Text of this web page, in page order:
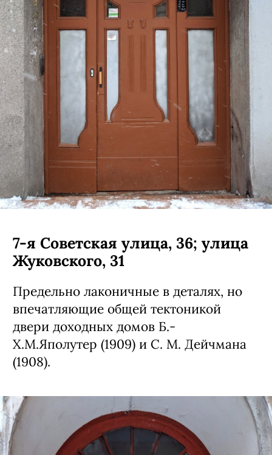
7-я Советская улица, 36; улица
Жуковского, 31
Предельно лаконичные в деталях, но
впечатляющие общей тектоникой
двери доходных домов Б.-
Х.М.Яполутер (1909) и С. М. Дейчмана
(1908).